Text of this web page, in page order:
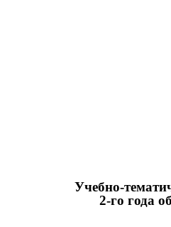
Учебно-
2-го года